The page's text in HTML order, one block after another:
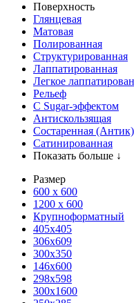
Поверхность
Глянцевая
Матовая
Полированная
Структурированная
Лаппатированная
Легкое
Рельеф
С Sugar-эффектом
Антискользящая
Состаренная (Антик)
Сатинированная
Показать больше ↓
Размер
600 х 600
1200 х 600
Крупноформатный
405x405
306x609
300x350
146x600
298x598
300x1600